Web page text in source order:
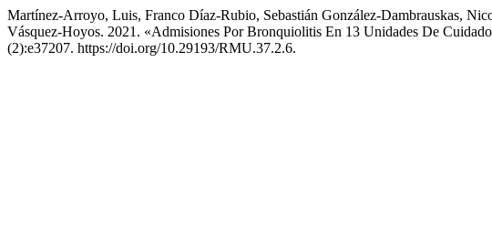
Martínez-Arroyo, Luis, Franco Díaz-Rubio, Sebastián González-Dambrauskas,
Vásquez-Hoyos. 2021. «Admisiones Por Bronquiolitis En 13 Unidades De
(2):e37207. https://doi.org/10.29193/RMU.37.2.6.